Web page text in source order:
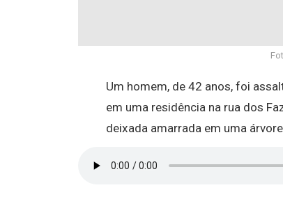
Um homem, de 42 anos, foi
em uma residência na rua dos
deixada amarrada em uma